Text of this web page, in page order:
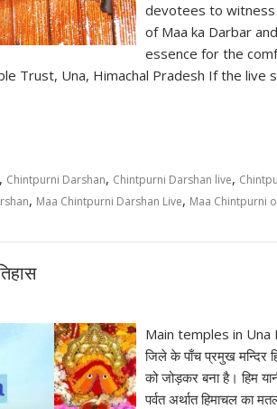
devotees to
of Maa ka Darbar
essence for the
Trust, Una, Himachal Pradesh If the live
, Chintpurni Darshan, Chintpurni Darshan live,
, Maa Chintpurni Darshan Live, Maa Chintpurni
Main temples in Una
जिले के पाँच प्रमुख मन्दिर
को जोड़कर बना है। हिम
पर्वत अर्थात हिमाचल का